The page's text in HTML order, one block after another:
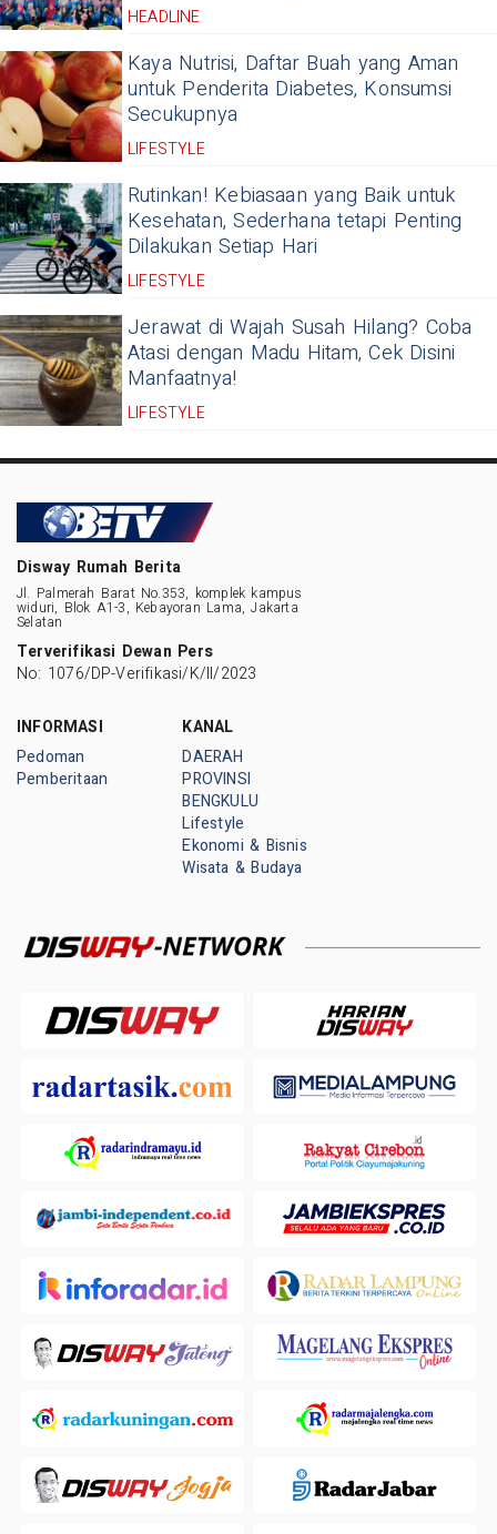
HEADLINE
Kaya Nutrisi, Daftar Buah yang Aman
untuk Penderita Diabetes, Konsumsi
Secukupnya
LIFESTYLE
Rutinkan! Kebiasaan yang Baik untuk
Kesehatan, Sederhana tetapi Penting
Dilakukan Setiap Hari
LIFESTYLE
Jerawat di Wajah Susah Hilang? Coba
Atasi dengan Madu Hitam, Cek Disini
Manfaatnya!
LIFESTYLE
Disway Rumah Berita
Jl. Palmerah Barat No.353, komplek kampus
widuri, Blok A1-3, Kebayoran Lama, Jakarta
Selatan
Terverifikasi Dewan Pers
No: 1076/DP-Verifikasi/K/II/2023
INFORMASI
Pedoman
Pemberitaan
KANAL
DAERAH
PROVINSI
BENGKULU
Lifestyle
Ekonomi & Bisnis
Wisata & Budaya